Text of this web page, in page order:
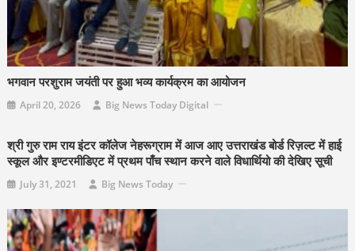
भगवान परशुराम जयंती पर हुआ भव्य कार्यक्रम का आयोजन
April 20, 2026 Big News Today Digital
श्री गुरु राम राय इंटर कॉलेज नेहरूग्राम में आज आए उत्तराखंड बोर्ड रिज़ल्ट में हाई
स्कूल और इण्टरमीडिएट में प्रथम पाँच स्थान करने वाले विधार्थियो की देखिए सूची
July 31, 2021 Big News Today